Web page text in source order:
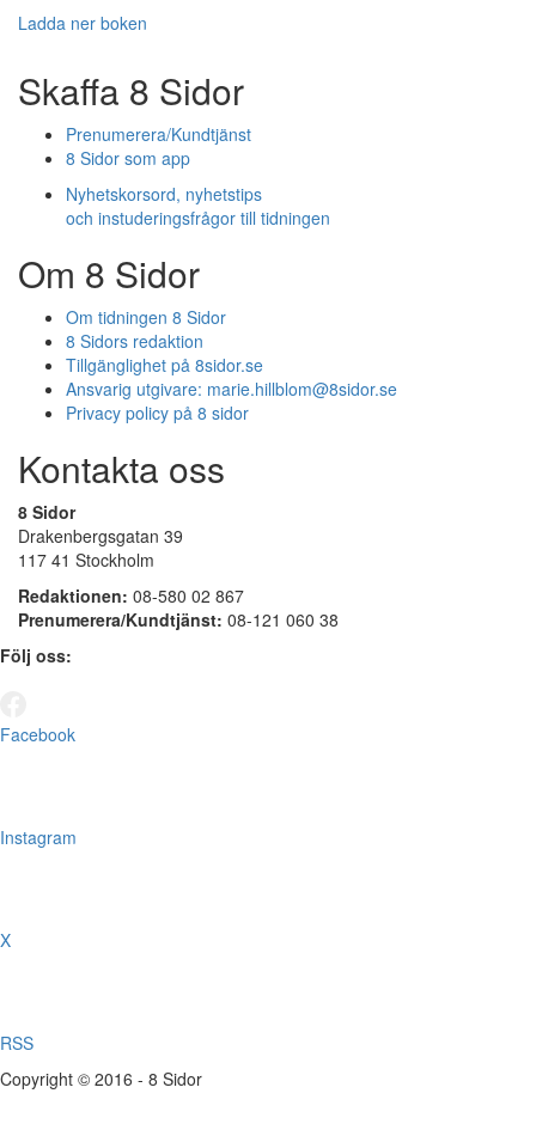
Ladda ner boken
Skaffa 8 Sidor
Prenumerera/Kundtjänst
8 Sidor som app
Nyhetskorsord, nyhetstips
och instuderingsfrågor till tidningen
Om 8 Sidor
Om tidningen 8 Sidor
8 Sidors redaktion
Tillgänglighet på 8sidor.se
Ansvarig utgivare: marie.hillblom@8sidor.se
Privacy policy på 8 sidor
Kontakta oss
8 Sidor
Drakenbergsgatan 39
117 41 Stockholm
Redaktionen: 08-580 02 867
Prenumerera/Kundtjänst: 08-121 060 38
Följ oss:
Facebook
Instagram
X
RSS
Copyright © 2016 - 8 Sidor